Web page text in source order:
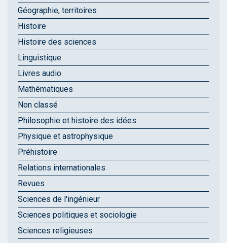
Géographie, territoires
Histoire
Histoire des sciences
Linguistique
Livres audio
Mathématiques
Non classé
Philosophie et histoire des idées
Physique et astrophysique
Préhistoire
Relations internationales
Revues
Sciences de l'ingénieur
Sciences politiques et sociologie
Sciences religieuses